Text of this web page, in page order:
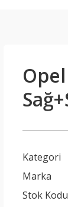
Kategori
Marka
Stok Kodu